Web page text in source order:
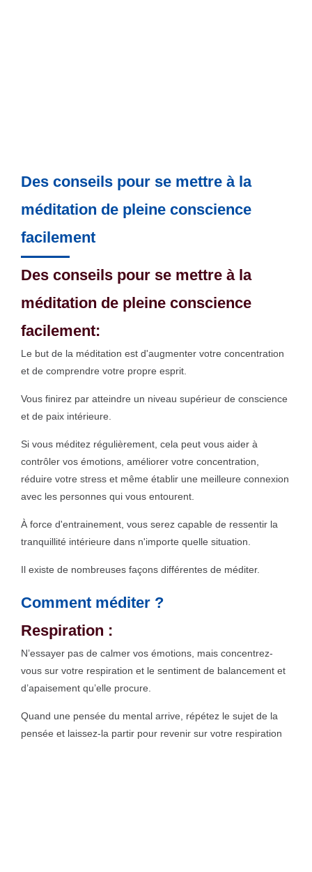
Des conseils pour se mettre à la
méditation de pleine conscience
facilement
Des conseils pour se mettre à la
méditation de pleine conscience
facilement:
Le but de la méditation est d'augmenter votre concentration
et de comprendre votre propre esprit.
Vous finirez par atteindre un niveau supérieur de conscience
et de paix intérieure.
Si vous méditez régulièrement, cela peut vous aider à
contrôler vos émotions, améliorer votre concentration,
réduire votre stress et même établir une meilleure connexion
avec les personnes qui vous entourent.
À force d'entrainement, vous serez capable de ressentir la
tranquillité intérieure dans n'importe quelle situation.
Il existe de nombreuses façons différentes de méditer.
Comment méditer ?
Respiration :
N’essayer pas de calmer vos émotions, mais concentrez-
vous sur votre respiration et le sentiment de balancement et
d’apaisement qu’elle procure.
Quand une pensée du mental arrive, répétez le sujet de la
pensée et laissez-la partir pour revenir sur votre respiration